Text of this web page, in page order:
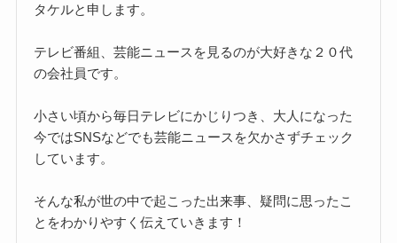
タケルと申します。
テレビ番組、芸能ニュースを見るのが大好きな２０代
の会社員です。
小さい頃から毎日テレビにかじりつき、大人になった
今ではSNSなどでも芸能ニュースを欠かさずチェック
しています。
そんな私が世の中で起こった出来事、疑問に思ったこ
とをわかりやすく伝えていきます！